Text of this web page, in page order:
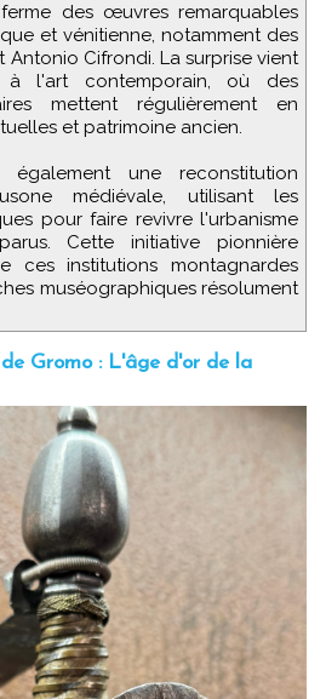
des œuvres remarquables
et vénitienne, notamment des
Antonio Cifrondi. La surprise vient
à l'art contemporain, où des
mettent régulièrement en
et patrimoine ancien.
une reconstitution
médiévale, utilisant les
pour faire revivre l'urbanisme
Cette initiative pionnière
ces institutions montagnardes
muséographiques résolument
Gromo : L'âge d'or de la